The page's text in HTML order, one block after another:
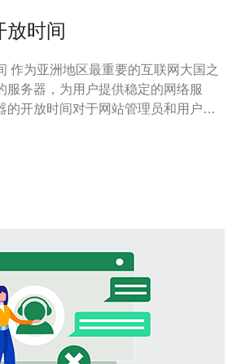
放时间
服务器，为用户提供稳定的网络服
的开放时间对于网站管理员和用户来
时访问日本服务器，都可以获得稳定